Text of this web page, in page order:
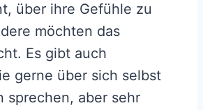
über ihre Gefühle zu
möchten das
Es gibt auch
gerne über sich selbst
sprechen, aber sehr